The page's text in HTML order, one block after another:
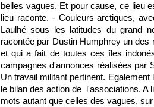
belles vagues. Et pour cause, ce lieu
lieu raconte. - Couleurs arctiques,
Laulhé sous les latitudes du grand
racontée par Dustin Humphrey un des
et qui a fait de toutes ces îles
campagnes d'annonces réalisées par
Un travail militant pertinent.
le bilan des action de l'associations. A
mots autant que celles des vagues,